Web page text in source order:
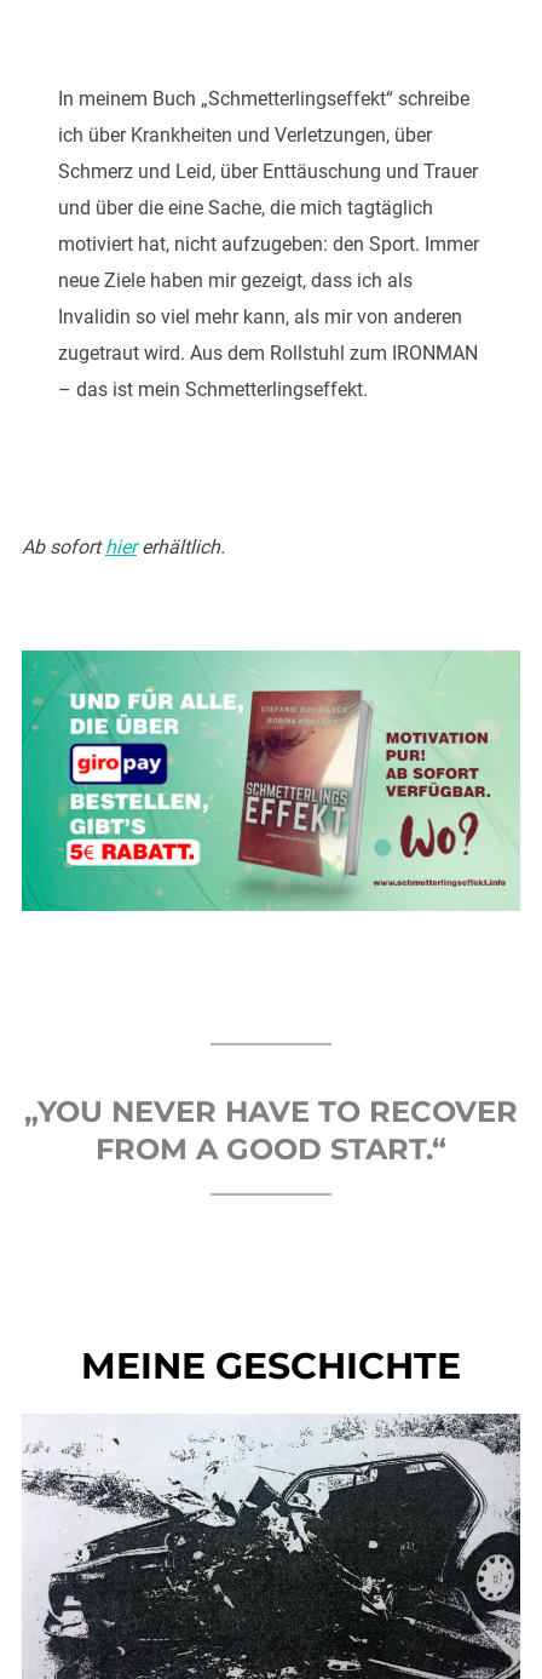
In meinem Buch „Schmetterlingseffekt“ schreibe
ich über Krankheiten und Verletzungen, über
Schmerz und Leid, über Enttäuschung und Trauer
und über die eine Sache, die mich tagtäglich
motiviert hat, nicht aufzugeben: den Sport. Immer
neue Ziele haben mir gezeigt, dass ich als
Invalidin so viel mehr kann, als mir von anderen
zugetraut wird. Aus dem Rollstuhl zum IRONMAN
– das ist mein Schmetterlingseffekt.
Ab soforthiererhältlich.
„YOU NEVER HAVE TO RECOVER
FROM A GOOD START.“
MEINE GESCHICHTE